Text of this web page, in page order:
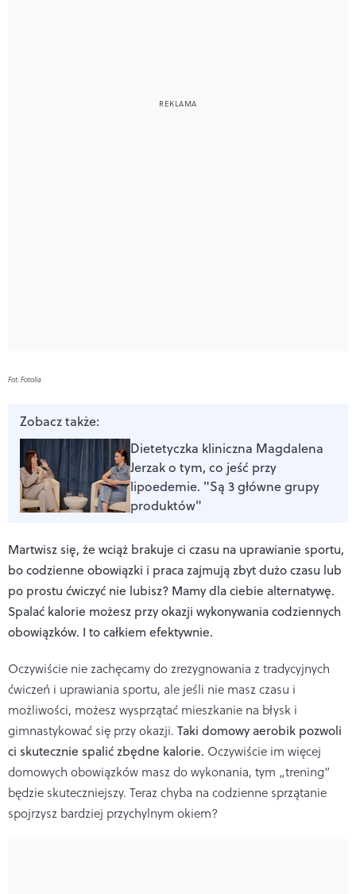
Fot. Fotolia
Zobacz także:
Dietetyczka kliniczna Magdalena
Jerzak o tym, co jeść przy
lipoedemie. "Są 3 główne grupy
produktów"
Martwisz się, że wciąż brakuje ci czasu na uprawianie sportu,
bo codzienne obowiązki i praca zajmują zbyt dużo czasu lub
po prostu ćwiczyć nie lubisz? Mamy dla ciebie alternatywę.
Spalać kalorie możesz przy okazji wykonywania codziennych
obowiązków. I to całkiem efektywnie.
Oczywiście nie zachęcamy do zrezygnowania z tradycyjnych
ćwiczeń i uprawiania sportu, ale jeśli nie masz czasu i
możliwości, możesz wysprzątać mieszkanie na błysk i
gimnastykować się przy okazji. Taki domowy aerobik pozwoli
ci skutecznie spalić zbędne kalorie. Oczywiście im więcej
domowych obowiązków masz do wykonania, tym „trening”
będzie skuteczniejszy. Teraz chyba na codzienne sprzątanie
spojrzysz bardziej przychylnym okiem?